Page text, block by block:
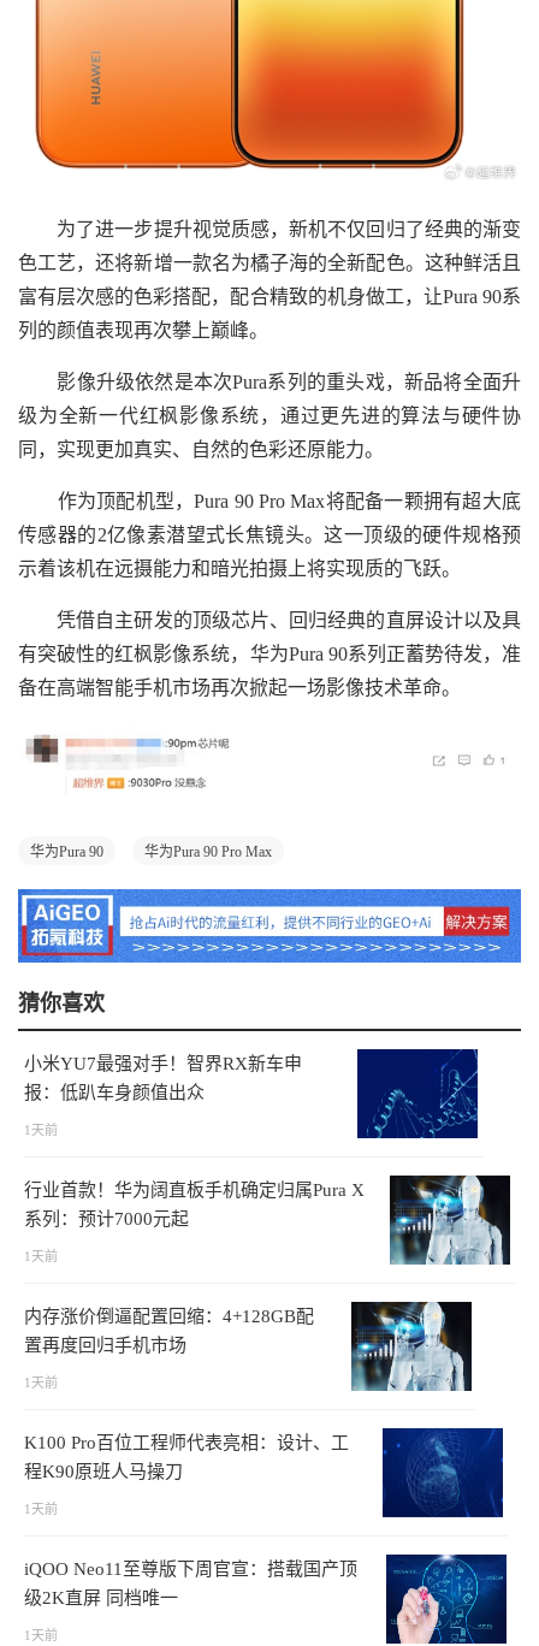
为了进一步提升视觉质感，新机不仅回归了经典的渐变
色工艺，还将新增一款名为橘子海的全新配色。这种鲜活且
富有层次感的色彩搭配，配合精致的机身做工，让Pura 90系
列的颜值表现再次攀上巅峰。
影像升级依然是本次Pura系列的重头戏，新品将全面升
级为全新一代红枫影像系统，通过更先进的算法与硬件协
同，实现更加真实、自然的色彩还原能力。
作为顶配机型，Pura 90 Pro Max将配备一颗拥有超大底
传感器的2亿像素潜望式长焦镜头。这一顶级的硬件规格预
示着该机在远摄能力和暗光拍摄上将实现质的飞跃。
凭借自主研发的顶级芯片、回归经典的直屏设计以及具
有突破性的红枫影像系统，华为Pura 90系列正蓄势待发，准
备在高端智能手机市场再次掀起一场影像技术革命。
华为Pura 90 华为Pura 90 Pro Max
猜你喜欢
小米YU7最强对手！智界RX新车申
报：低趴车身颜值出众
1天前
行业首款！华为阔直板手机确定归属Pura X
系列：预计7000元起
1天前
内存涨价倒逼配置回缩：4+128GB配
置再度回归手机市场
1天前
K100 Pro百位工程师代表亮相：设计、工
程K90原班人马操刀
1天前
iQOO Neo11至尊版下周官宣：搭载国产顶
级2K直屏 同档唯一
1天前